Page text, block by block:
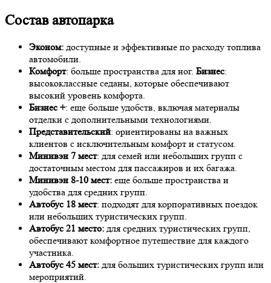
Состав автопарка
Эконом: доступные и эффективные по расходу топлива
автомобили.
Комфорт: больше пространства для ног. Бизнес:
высококлассные седаны, которые обеспечивают
высокий уровень комфорта.
Бизнес +: еще больше удобств, включая материалы
отделки с дополнительными технологиями.
Представительский: ориентированы на важных
клиентов с исключительным комфорт и статусом.
Минивэн 7 мест: для семей или небольших групп с
достаточным местом для пассажиров и их багажа.
Минивэн 8-10 мест: еще больше пространства и
удобства для средних групп.
Автобус 18 мест: подходят для корпоративных поездок
или небольших туристических групп.
Автобус 21 место: для средних туристических групп,
обеспечивают комфортное путешествие для каждого
участника.
Автобус 45 мест: для больших туристических групп или
мероприятий.